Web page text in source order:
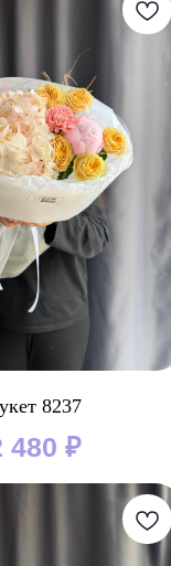
8237
480 ₽